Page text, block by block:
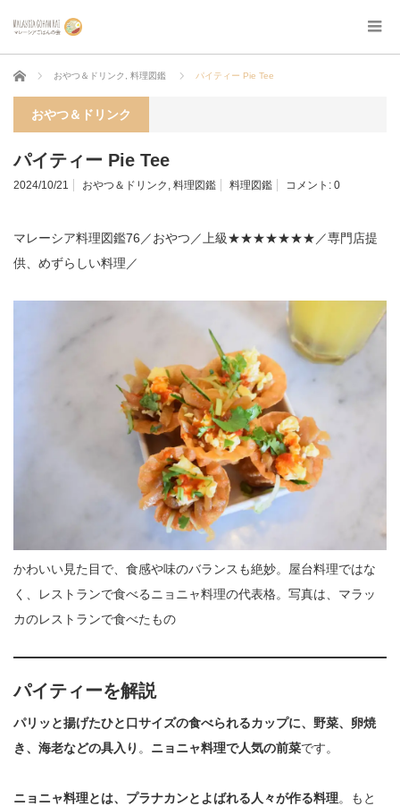
ホーム おやつ＆ドリンク 料理図鑑 パイティー Pie Tee
おやつ＆ドリンク
パイティー Pie Tee
2024/10/21 おやつ＆ドリンク , 料理図鑑 料理図鑑 コメント: 0
マレーシア料理図鑑76／おやつ／上級★★★★★★★／専門店提
供、めずらしい料理／
かわいい見た目で、食感や味のバランスも絶妙。屋台料理ではな
く、レストランで食べるニョニャ料理の代表格。写真は、マラッ
カのレストランで食べたもの
パイティーを解説
パリッと揚げたひと口サイズの食べられるカップに、野菜、卵焼
き、海老などの具入り 。 ニョニャ料理で人気の前菜です。
ニョニャ料理とは、プラナカンとよばれる人々が作る料理。もと